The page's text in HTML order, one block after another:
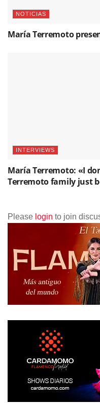
NOTICIAS
María Terremoto
INTERVIEWS
María Terremoto: «I
Terremoto family just
Please login to join